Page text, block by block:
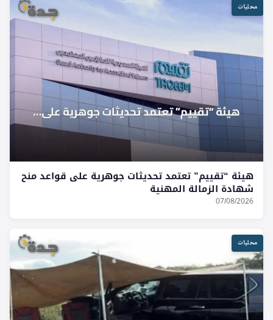
محليات
هيئة “تقييم” تعتمد تحديثات جوهرية على قواعد منح
شهادة الزمالة المهنية
07/08/2026
محليات